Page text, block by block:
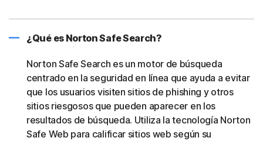
¿Qué es Norton Safe Search?
Norton Safe Search es un motor de búsqueda
centrado en la seguridad en línea que ayuda a evitar
que los usuarios visiten sitios de phishing y otros
sitios riesgosos que pueden aparecer en los
resultados de búsqueda. Utiliza la tecnología Norton
Safe Web para calificar sitios web según su